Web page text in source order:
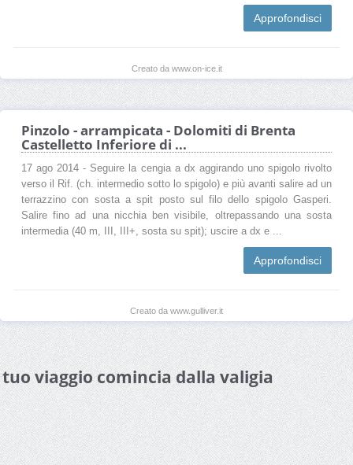
Approfondisci
Creato da www.on-ice.it
Pinzolo - arrampicata - Dolomiti di Brenta
Castelletto Inferiore di ...
17 ago 2014 - Seguire la cengia a dx aggirando uno spigolo rivolto
verso il Rif. (ch. intermedio sotto lo spigolo) e più avanti salire ad un
terrazzino con sosta a spit posto sul filo dello spigolo Gasperi.
Salire fino ad una nicchia ben visibile, oltrepassando una sosta
intermedia (40 m, III, III+, sosta su spit); uscire a dx e ...
Approfondisci
Creato da www.gulliver.it
viaggio comincia dalla valigia